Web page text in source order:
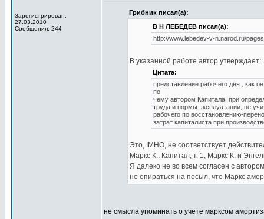
Зарегистрирован:
27.03.2010
Сообщения: 244
Грибник писал(а):
В Н ЛЕБЕДЕВ писал(а):
http://www.lebedev-v-n.narod.ru/
В указанной работе автор утверждает:
Цитата:
представление рабочего дня , как
по
чему автором Капитала, при
труда и нормы эксплуатации, не
рабочего по восстановлению-
затрат капиталиста при
Это, IMHO, не соответствует
Маркс К.. Капитал, т. 1, Маркс К. и
Я далеко не во всем согласен с
но опираться на посыл, что Маркс
не смысла упоминать о учете марксом